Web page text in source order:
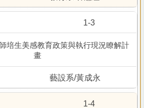
1-3
培生美感教育政策與執行現況瞭解計
畫
藝設系/黃成永
1-4